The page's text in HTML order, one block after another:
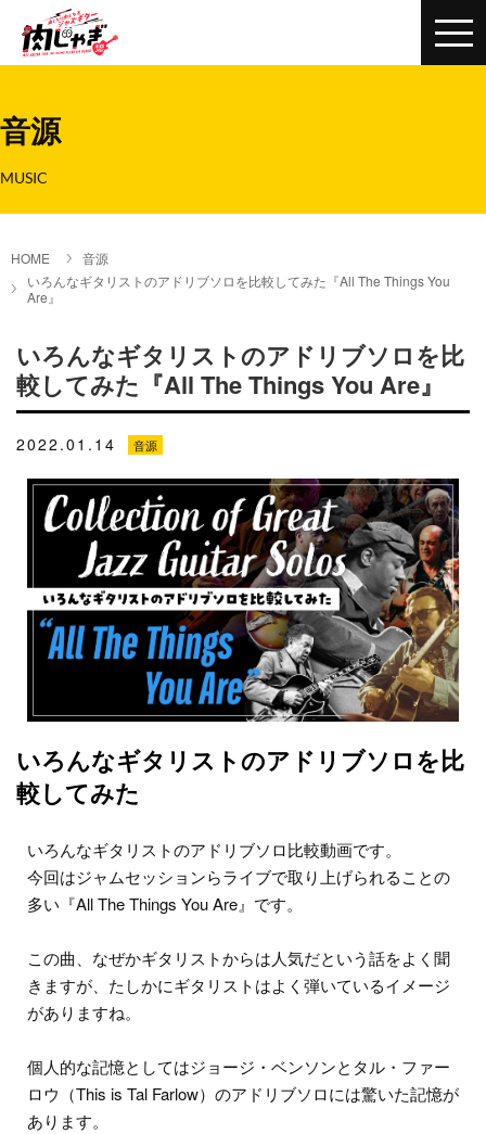
音源
MUSIC
HOME
音源
いろんなギタリストのアドリブソロを比較してみた『All The Things You
Are』
いろんなギタリストのアドリブソロを比
較してみた『All The Things You Are』
2022.01.14 音源
いろんなギタリストのアドリブソロを比
較してみた
いろんなギタリストのアドリブソロ比較動画です。
今回はジャムセッションらライブで取り上げられることの
多い『All The Things You Are』です。
この曲、なぜかギタリストからは人気だという話をよく聞
きますが、たしかにギタリストはよく弾いているイメージ
がありますね。
個人的な記憶としてはジョージ・ベンソンとタル・ファー
ロウ（This is Tal Farlow）のアドリブソロには驚いた記憶が
あります。